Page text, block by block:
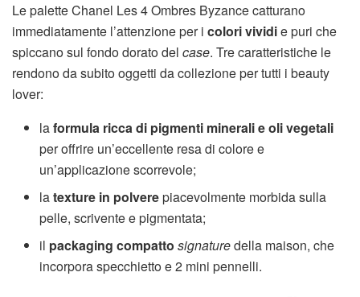
Le palette Chanel Les 4 Ombres Byzance catturano
immediatamente l’attenzione per i colori vividie puri che
spiccano sul fondo dorato del case. Tre caratteristiche le
rendono da subito oggetti da collezione per tutti i beauty
lover:
laformula ricca di pigmenti minerali e oli vegetali
per offrire un’eccellente resa di colore e
un’applicazione scorrevole;
latexture in polverepiacevolmente morbida sulla
pelle, scrivente e pigmentata;
il packaging compatto signaturedella maison, che
incorpora specchietto e 2 mini pennelli.